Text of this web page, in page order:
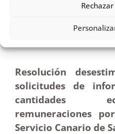
Solicitudes de
económicas y
el Servicio Canario de
Resolución
solicitudes de
cantidades
remuneraciones
Servicio Canario de